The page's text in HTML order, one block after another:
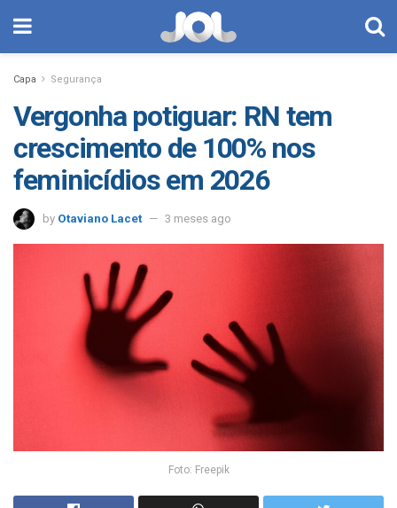
Capa Segurança
Vergonha potiguar: RN tem
crescimento de 100% nos
feminicídios em 2026
by Otaviano Lacet 3 meses ago
Foto: Freepik